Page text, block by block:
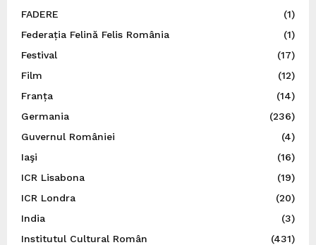
FADERE
(1)
Federația Felină Felis România
(1)
Festival
(17)
Film
(12)
Franța
(14)
Germania
(236)
Guvernul României
(4)
Iaşi
(16)
ICR Lisabona
(19)
ICR Londra
(20)
India
(3)
Institutul Cultural Român
(431)